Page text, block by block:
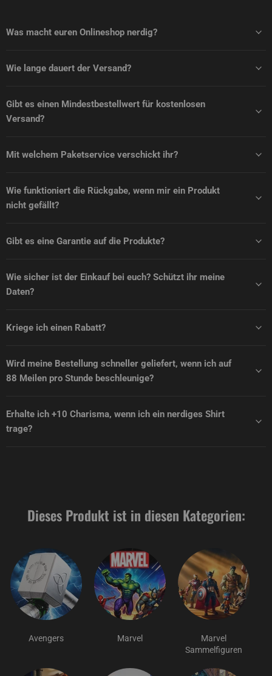
Was macht euren Onlineshop nerdig?
Wie lange dauert der Versand?
Gibt es einen Mindestbestellwert für kostenlosen
Versand?
Mit welchem Paketservice verschickt ihr?
Wie funktioniert die Rückgabe, wenn mir ein Produkt
nicht gefällt?
Gibt es eine Garantie auf die Produkte?
Wie sicher ist der Einkauf bei euch? Schützt ihr meine
Daten?
Kriege ich einen Rabatt?
Wird meine Bestellung schneller geliefert, wenn ich auf
88 Meilen pro Stunde beschleunige?
Erhalte ich +10 Charisma, wenn ich ein nerdiges Shirt
trage?
Dieses Produkt ist in diesen Kategorien:
Avengers Marvel
Marvel
Sammelfiguren